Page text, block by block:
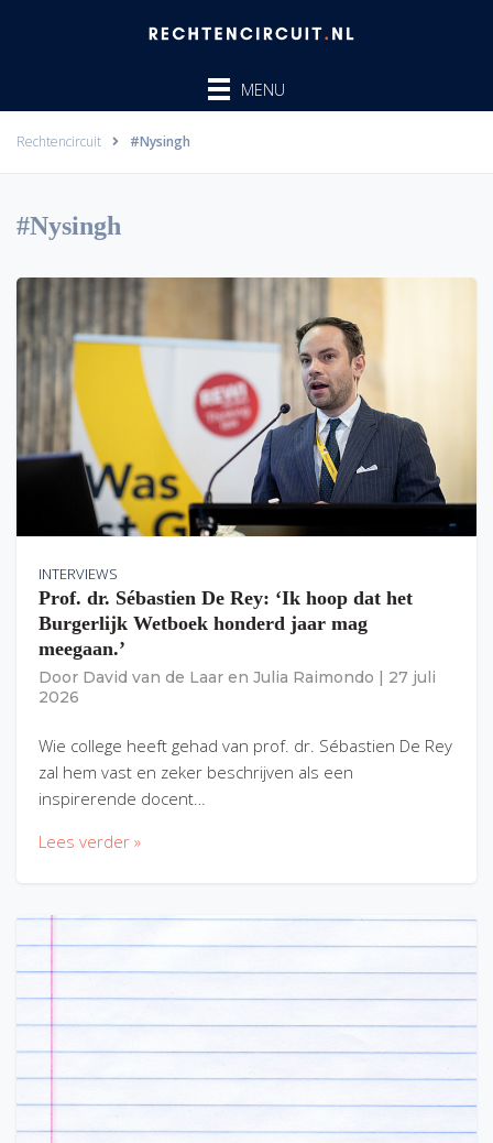
MENU
Rechtencircuit #Nysingh
#Nysingh
INTERVIEWS
Prof. dr. Sébastien De Rey: ‘Ik hoop dat het
Burgerlijk Wetboek honderd jaar mag
meegaan.’
Door David van de Laar en Julia Raimondo
27 juli
2026
Wie college heeft gehad van prof. dr. Sébastien De Rey
zal hem vast en zeker beschrijven als een
inspirerende docent…
Lees verder »